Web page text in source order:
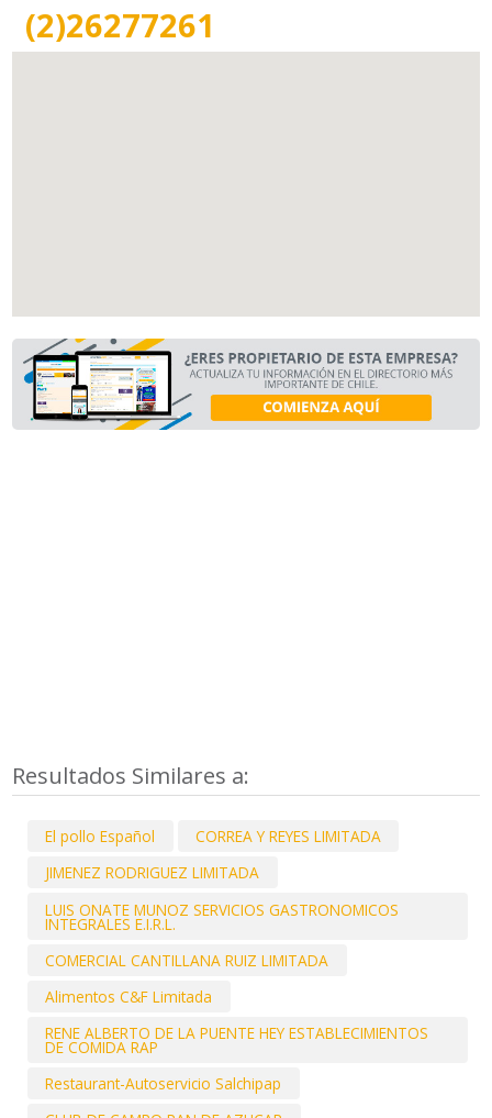
(2)26277261
Resultados Similares a:
El pollo Español
CORREA Y REYES LIMITADA
JIMENEZ RODRIGUEZ LIMITADA
LUIS ONATE MUNOZ SERVICIOS GASTRONOMICOS
INTEGRALES E.I.R.L.
COMERCIAL CANTILLANA RUIZ LIMITADA
Alimentos C&F Limitada
RENE ALBERTO DE LA PUENTE HEY ESTABLECIMIENTOS
DE COMIDA RAP
Restaurant-Autoservicio Salchipap